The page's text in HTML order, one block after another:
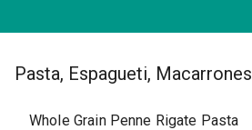
Pasta, Espagueti, Macarrones
Whole Grain Penne Rigate Pasta